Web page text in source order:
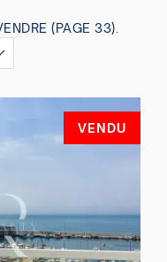
(PAGE 33).
VENDU